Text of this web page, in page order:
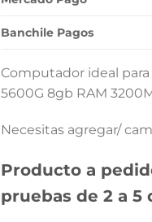
Banchile Pagos
Computador ideal
5600G 8gb RAM
Necesitas agregar/
Producto a
pruebas de 2 a 5